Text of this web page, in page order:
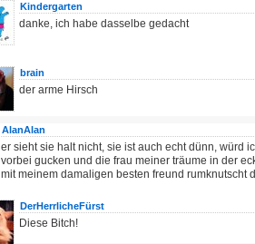
Kindergarten
danke, ich habe dasselbe gedacht
brain
der arme Hirsch
AlanAlan
er sieht sie halt nicht, sie ist auch echt dünn, würd
vorbei gucken und die frau meiner träume in der
mit meinem damaligen besten freund rumknutscht
DerHerrlicheFürst
Diese Bitch!